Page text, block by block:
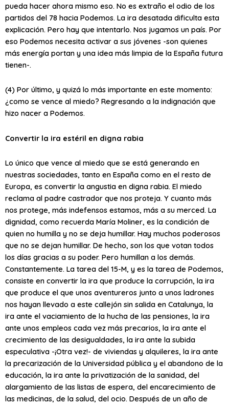
pueda hacer ahora mismo eso. No es extraño el odio de los
partidos del 78 hacia Podemos. La ira desatada dificulta esta
explicación. Pero hay que intentarlo. Nos jugamos un país. Por
eso Podemos necesita activar a sus jóvenes -son quienes
más energía portan y una idea más limpia de la España futura
tienen-.
(4) Por último, y quizá lo más importante en este momento:
¿como se vence al miedo? Regresando a la indignación que
hizo nacer a Podemos.
Convertir la ira estéril en digna rabia
Lo único que vence al miedo que se está generando en
nuestras sociedades, tanto en España como en el resto de
Europa, es convertir la angustia en digna rabia. El miedo
reclama al padre castrador que nos proteja. Y cuanto más
nos protege, más indefensos estamos, más a su merced. La
dignidad, como recuerda María Moliner, es la condición de
quien no humilla y no se deja humillar. Hay muchos poderosos
que no se dejan humillar. De hecho, son los que votan todos
los días gracias a su poder. Pero humillan a los demás.
Constantemente. La tarea del 15-M, y es la tarea de Podemos,
consiste en convertir la ira que produce la corrupción, la ira
que produce el que unos aventureros junto a unos ladrones
nos hayan llevado a este callejón sin salida en Catalunya, la
ira ante el vaciamiento de la hucha de las pensiones, la ira
ante unos empleos cada vez más precarios, la ira ante el
crecimiento de las desigualdades, la ira ante la subida
especulativa -¡Otra vez!- de viviendas y alquileres, la ira ante
la precarización de la Universidad pública y el abandono de la
educación, la ira ante la privatización de la sanidad, del
alargamiento de las listas de espera, del encarecimiento de
las medicinas, de la salud, del ocio. Después de un año de